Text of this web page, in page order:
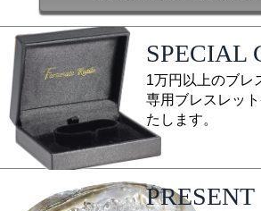
SPECIAL
1万円以上のブレ
専用ブレスレッ
たします。
PRESENT